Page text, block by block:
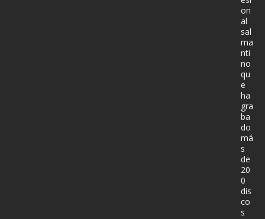
on
al
sal
ma
nti
no
qu
e
ha
gra
ba
do
má
s
de
20
0
dis
co
s